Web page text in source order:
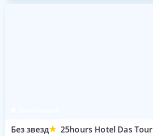
Без звезд 25hours Hotel Das Tour